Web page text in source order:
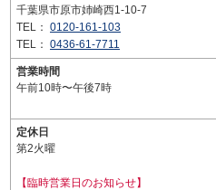
千葉県市原市姉崎西1-10-7
TEL： 0120-161-103
TEL： 0436-61-7711
営業時間
午前10時〜午後7時
定休日
第2火曜
【臨時営業日のお知らせ】